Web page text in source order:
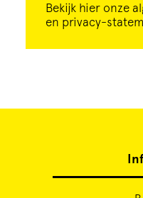
Bekijk hier onze
en privacy-